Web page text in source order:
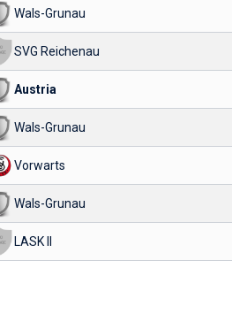
Wals-Grunau
SVG Reichenau
Austria
Wals-Grunau
Vorwarts
Wals-Grunau
LASK II